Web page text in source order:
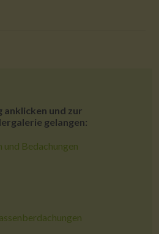
anklicken und zur
gelangen:
Bedachungen